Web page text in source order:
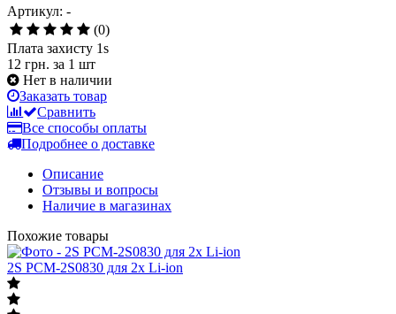
Артикул: -
(0)
Плата захисту 1s
12 грн. за 1 шт
Нет в наличии
Заказать товар
Сравнить
Все способы оплаты
Подробнее о доставке
Описание
Отзывы и вопросы
Наличие в магазинах
Похожие товары
2S PCM-2S0830 для 2х Li-ion